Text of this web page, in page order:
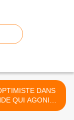
DANS
QUI AGONISE
? - 1 >